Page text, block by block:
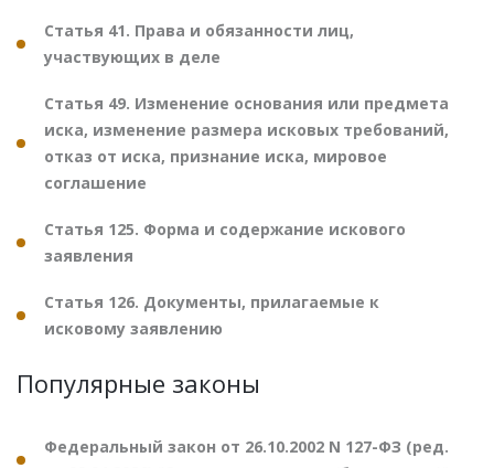
Статья 41. Права и обязанности лиц,
участвующих в деле
Статья 49. Изменение основания или предмета
иска, изменение размера исковых требований,
отказ от иска, признание иска, мировое
соглашение
Статья 125. Форма и содержание искового
заявления
Статья 126. Документы, прилагаемые к
исковому заявлению
Популярные законы
Федеральный закон от 26.10.2002 N 127-ФЗ (ред.